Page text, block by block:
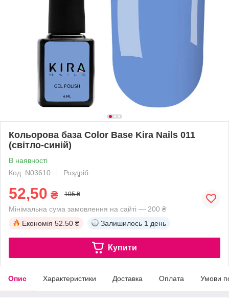
Кольорова база Color Base Kira Nails 011
(світло-синій)
В наявності
Код: N03610
Роздріб
52,50 ₴ 105 ₴
Мінімальна сума замовлення на сайті — 200 ₴
Економія 52.50 ₴ Залишилось 1 день
Купити
Опис Характеристики Доставка Оплата Умови